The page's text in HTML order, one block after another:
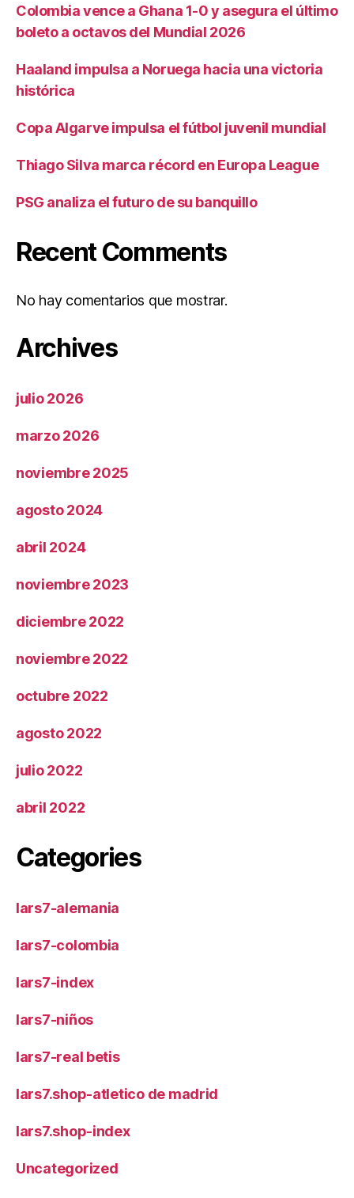
Colombia vence a Ghana 1-0 y asegura el último
boleto a octavos del Mundial 2026
Haaland impulsa a Noruega hacia una victoria
histórica
Copa Algarve impulsa el fútbol juvenil mundial
Thiago Silva marca récord en Europa League
PSG analiza el futuro de su banquillo
Recent Comments
No hay comentarios que mostrar.
Archives
julio 2026
marzo 2026
noviembre 2025
agosto 2024
abril 2024
noviembre 2023
diciembre 2022
noviembre 2022
octubre 2022
agosto 2022
julio 2022
abril 2022
Categories
lars7-alemania
lars7-colombia
lars7-index
lars7-niños
lars7-real betis
lars7.shop-atletico de madrid
lars7.shop-index
Uncategorized